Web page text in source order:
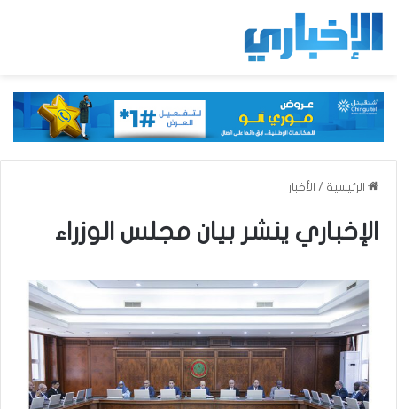
الرئيسية / الأخبار
الإخباري ينشر بيان مجلس الوزراء